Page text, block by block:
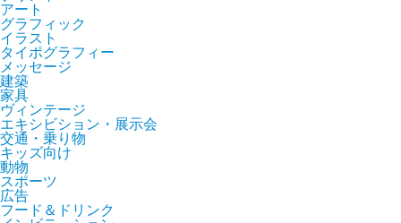
アート
グラフィック
イラスト
タイポグラフィー
メッセージ
建築
家具
ヴィンテージ
エキシビション・展示会
交通・乗り物
キッズ向け
動物
スポーツ
広告
フード＆ドリンク